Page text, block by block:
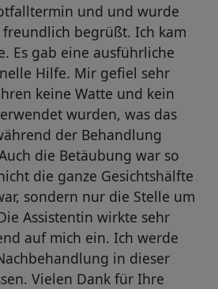
und und wurde
begrüßt. Ich kam
Es gab eine ausführliche
Hilfe. Mir gefiel sehr
keine Watte und kein
wurden, was das
der Behandlung
die Betäubung war so
die ganze Gesichtshälfte
sondern nur die Stelle um
Assistentin wirkte sehr
auf mich ein. Ich werde
in dieser
Vielen Dank für Ihre